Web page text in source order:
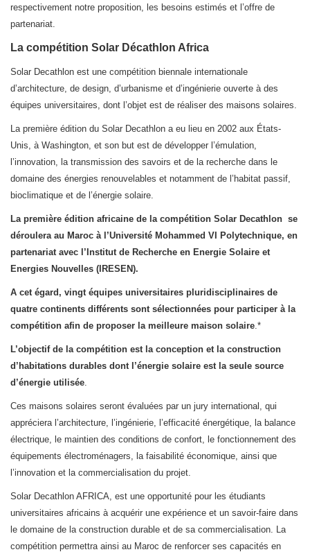
respectivement notre proposition, les besoins estimés et l’offre de
partenariat.
La compétition Solar Décathlon Africa
Solar Decathlon est une compétition biennale internationale
d’architecture, de design, d’urbanisme et d’ingénierie ouverte à des
équipes universitaires, dont l’objet est de réaliser des maisons solaires.
La première édition du Solar Decathlon a eu lieu en 2002 aux États-
Unis, à Washington, et son but est de développer l’émulation,
l’innovation, la transmission des savoirs et de la recherche dans le
domaine des énergies renouvelables et notamment de l’habitat passif,
bioclimatique et de l’énergie solaire.
La première édition africaine de la compétition Solar Decathlon se
déroulera au Maroc à l’Université Mohammed VI Polytechnique, en
partenariat avec l’Institut de Recherche en Energie Solaire et
Energies Nouvelles (IRESEN).
A cet égard, vingt équipes universitaires pluridisciplinaires de
quatre continents différents sont sélectionnées pour participer à la
compétition afin de proposer la meilleure maison solaire.*
L’objectif de la compétition est la conception et la construction
d’habitations durables dont l’énergie solaire est la seule source
d’énergie utilisée.
Ces maisons solaires seront évaluées par un jury international, qui
appréciera l’architecture, l’ingénierie, l’efficacité énergétique, la balance
électrique, le maintien des conditions de confort, le fonctionnement des
équipements électroménagers, la faisabilité économique, ainsi que
l’innovation et la commercialisation du projet.
Solar Decathlon AFRICA, est une opportunité pour les étudiants
universitaires africains à acquérir une expérience et un savoir-faire dans
le domaine de la construction durable et de sa commercialisation. La
compétition permettra ainsi au Maroc de renforcer ses capacités en